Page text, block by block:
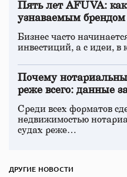
Пять лет AFUVA:
узнаваемым брендом
Бизнес часто
инвестиций, а с идеи, в
Почему
реже всего: данные
Среди всех форматов
недвижимостью
судах реже…
ДРУГИЕ НОВОСТИ